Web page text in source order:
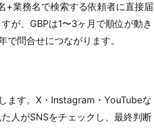
業務名で検索する依頼者に直接届
が、GBPは1〜3ヶ月で順位が動き
問合せにつながります。
ます。X・Instagram・YouTubeな
人がSNSをチェックし、最終判断